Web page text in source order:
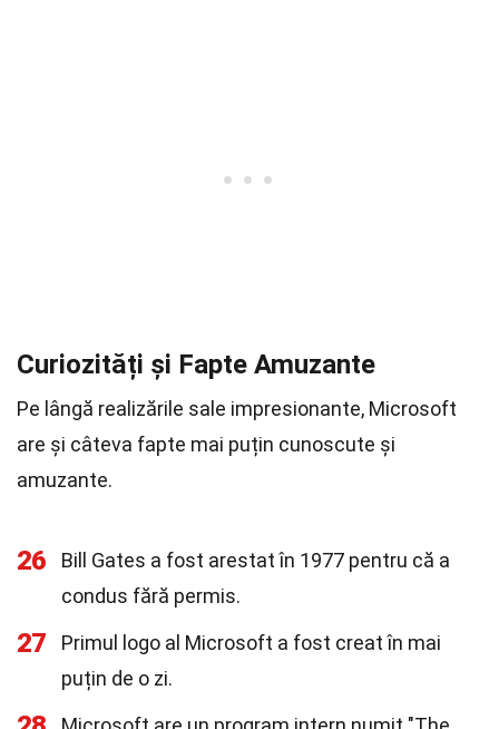
Curiozități și Fapte Amuzante
Pe lângă realizările sale impresionante, Microsoft
are și câteva fapte mai puțin cunoscute și
amuzante.
26
Bill Gates a fost arestat în 1977 pentru că a
condus fără permis.
27
Primul logo al Microsoft a fost creat în mai
puțin de o zi.